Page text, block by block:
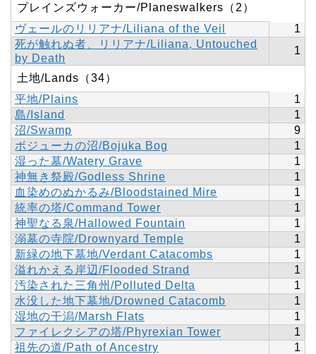
プレインズウォーカー/Planeswalkers（2）
ヴェールのリリアナ/Liliana of the Veil
1
死が触れぬ者、リリアナ/Liliana, Untouched
by Death
1
土地/Lands（34）
平地/Plains
1
島/Island
1
沼/Swamp
9
ボジューカの沼/Bojuka Bog
1
湿った墓/Watery Grave
1
神無き祭殿/Godless Shrine
1
血染めのぬかるみ/Bloodstained Mire
1
統率の塔/Command Tower
1
神聖なる泉/Hallowed Fountain
1
溺墓の寺院/Drownyard Temple
1
新緑の地下墓地/Verdant Catacombs
1
溢れかえる岸辺/Flooded Strand
1
汚染された三角州/Polluted Delta
1
水没した地下墓地/Drowned Catacomb
1
湿地の干潟/Marsh Flats
1
ファイレクシアの塔/Phyrexian Tower
1
祖先の道/Path of Ancestry
1